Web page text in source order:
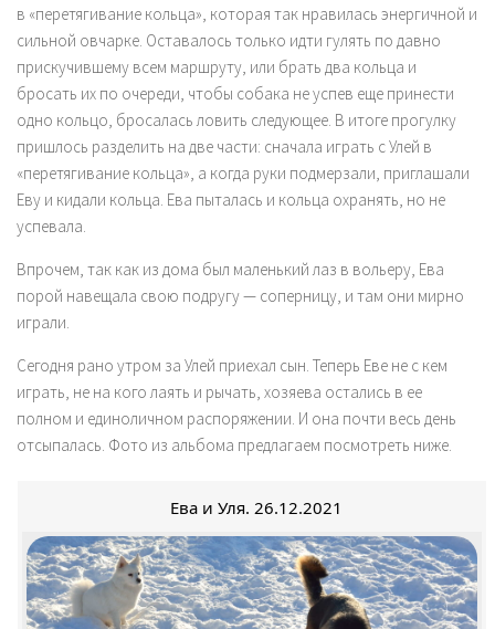
в «перетягивание кольца», которая так нравилась энергичной и
сильной овчарке. Оставалось только идти гулять по давно
прискучившему всем маршруту, или брать два кольца и
бросать их по очереди, чтобы собака не успев еще принести
одно кольцо, бросалась ловить следующее. В итоге прогулку
пришлось разделить на две части: сначала играть с Улей в
«перетягивание кольца», а когда руки подмерзали, приглашали
Еву и кидали кольца. Ева пыталась и кольца охранять, но не
успевала.
Впрочем, так как из дома был маленький лаз в вольеру, Ева
порой навещала свою подругу — соперницу, и там они мирно
играли.
Сегодня рано утром за Улей приехал сын. Теперь Еве не с кем
играть, не на кого лаять и рычать, хозяева остались в ее
полном и единоличном распоряжении. И она почти весь день
отсыпалась. Фото из альбома предлагаем посмотреть ниже.
Ева и Уля. 26.12.2021